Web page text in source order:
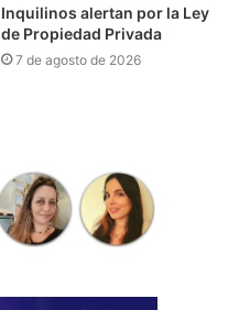
Inquilinos alertan por la Ley
de Propiedad Privada
7 de agosto de 2026